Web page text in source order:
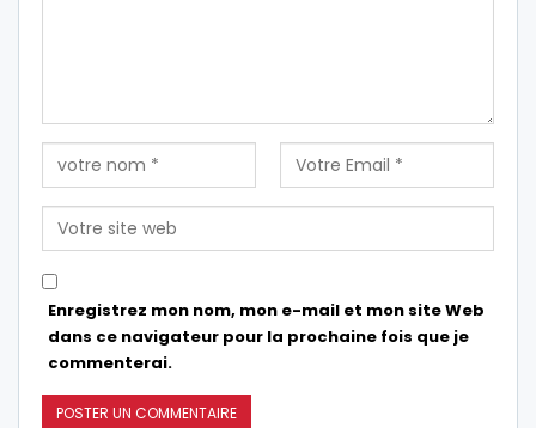
Enregistrez mon nom, mon e-mail et mon site Web
dans ce navigateur pour la prochaine fois que je
commenterai.